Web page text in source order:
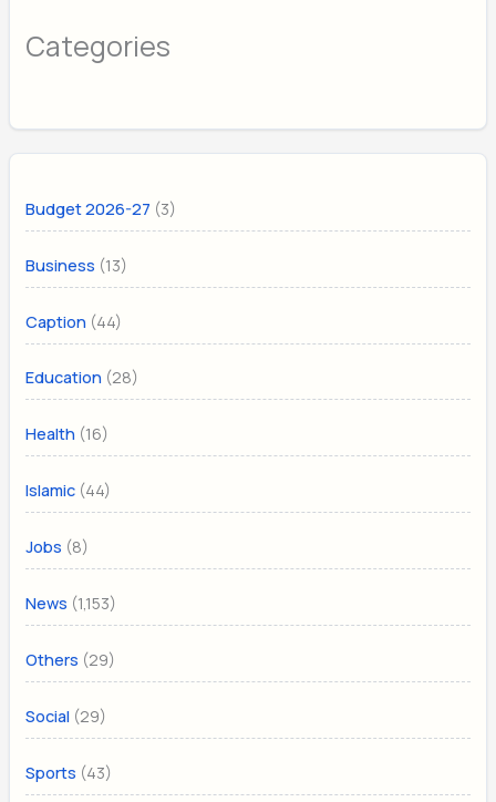
Categories
Budget 2026-27 (3)
Business (13)
Caption (44)
Education (28)
Health (16)
Islamic (44)
Jobs (8)
News (1,153)
Others (29)
Social (29)
Sports (43)